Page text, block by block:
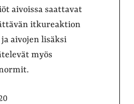
aivoissa saattavat
itkureaktion
aivojen lisäksi
myös